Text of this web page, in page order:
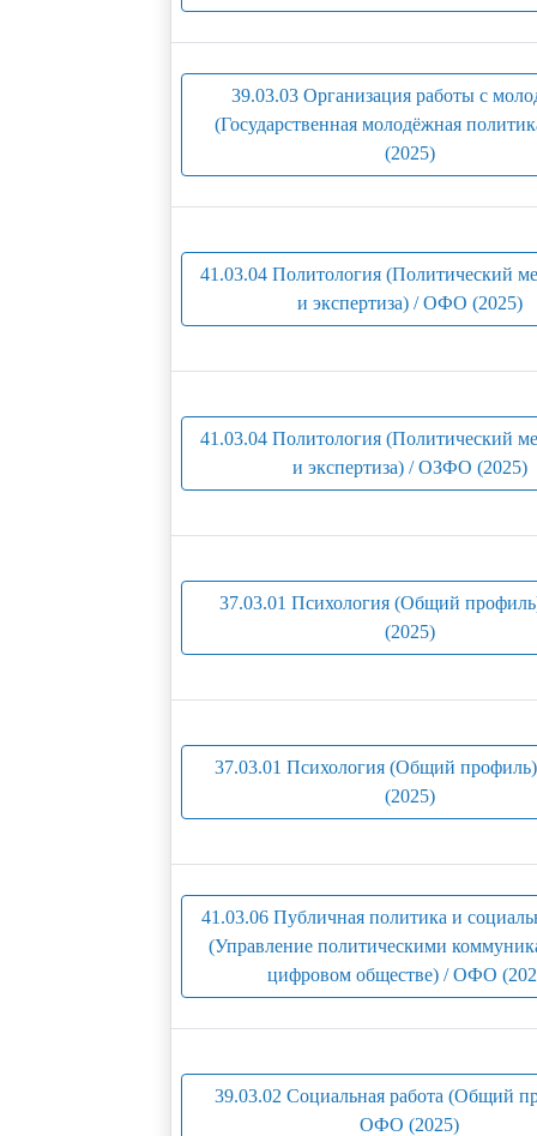
39.03.03 Организация работы с
(Государственная молодёжная
(2025)
41.03.04 Политология (Политический
и экспертиза) / ОФО (2025)
41.03.04 Политология (Политический
и экспертиза) / ОЗФО (2025)
37.03.01 Психология (Общий
(2025)
37.03.01 Психология (Общий
(2025)
41.03.06 Публичная политика и
(Управление политическими
цифровом обществе) / ОФО
39.03.02 Социальная работа (Общий
ОФО (2025)